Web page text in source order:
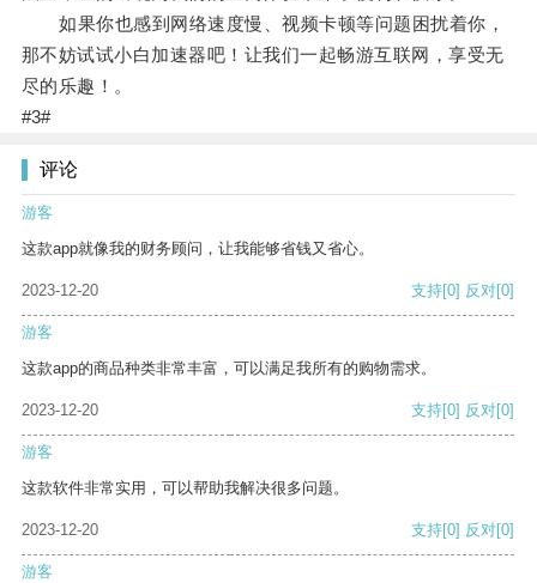
如果你也感到网络速度慢、视频卡顿等问题困扰着你，
那不妨试试小白加速器吧！让我们一起畅游互联网，享受无
尽的乐趣！。
#3#
评论
游客
这款app就像我的财务顾问，让我能够省钱又省心。
2023-12-20 支持[0] 反对[0]
游客
这款app的商品种类非常丰富，可以满足我所有的购物需求。
2023-12-20 支持[0] 反对[0]
游客
这款软件非常实用，可以帮助我解决很多问题。
2023-12-20 支持[0] 反对[0]
游客